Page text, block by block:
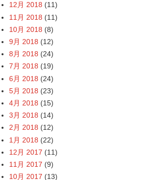
12月 2018 (11)
11月 2018 (11)
10月 2018 (8)
9月 2018 (12)
8月 2018 (24)
7月 2018 (19)
6月 2018 (24)
5月 2018 (23)
4月 2018 (15)
3月 2018 (14)
2月 2018 (12)
1月 2018 (22)
12月 2017 (11)
11月 2017 (9)
10月 2017 (13)